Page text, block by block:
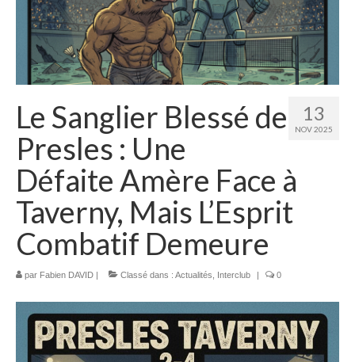
S’inscrire
Horaires
Compétitions
Nos événements
Espace Adhérents
13
NOV 2025
Le Sanglier Blessé de
Presles : Une
Défaite Amère Face à
Taverny, Mais L’Esprit
Combatif Demeure
par Fabien DAVID Classé dans : Actualités, Interclub 0